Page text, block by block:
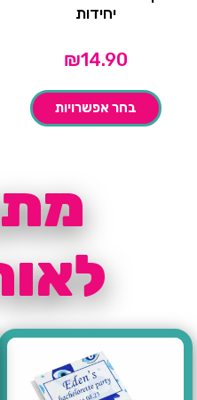
יחידות
₪14.90
בחר אפשרויות